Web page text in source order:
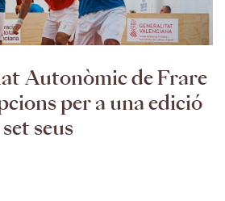
Autonòmic de Frare
per a una edició
seus